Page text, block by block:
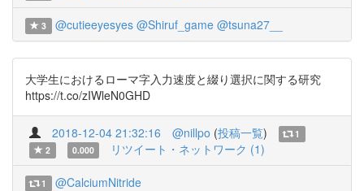
3 @cutieeyesyes @Shiruf_game @tsuna27__
大学生におけるローマ字入力速度と綴り選択に関する研究
https://t.co/zIWleN0GHD
2018-12-04 21:32:16 @nillpo (投稿一覧)
1
2
0.000 リツイート・ネットワーク (1)
1 @CalciumNitride